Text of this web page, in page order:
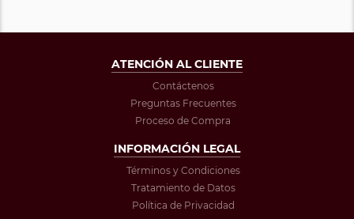
ATENCIÓN AL CLIENTE
Contáctenos
Preguntas Frecuentes
Proceso de Compra
INFORMACIÓN LEGAL
Términos y Condiciones
Tratamiento de Datos
Política de Privacidad